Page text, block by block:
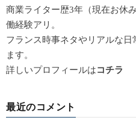
商業ライター歴3年（現在お休
働経験アリ。
フランス時事ネタやリアルな
ます。
詳しいプロフィールはコチラ
最近のコメント